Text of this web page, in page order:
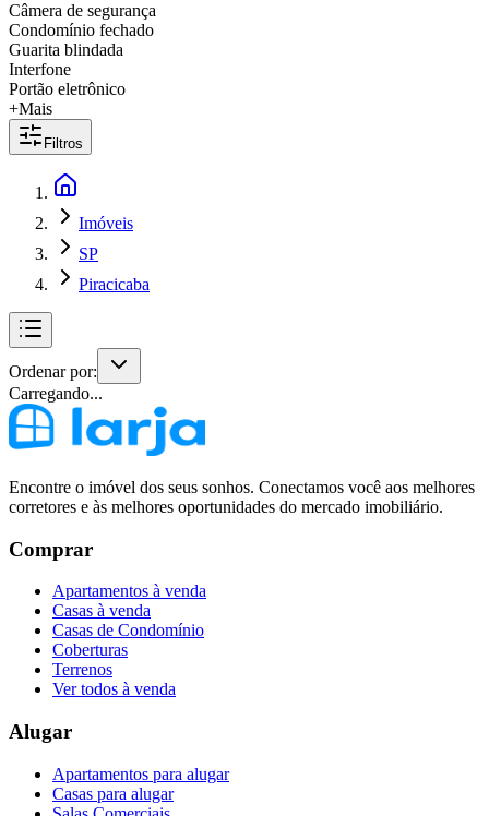
Câmera de segurança
Condomínio fechado
Guarita blindada
Interfone
Portão eletrônico
+Mais
Filtros
Imóveis
SP
Piracicaba
Ordenar por:
Carregando...
Encontre o imóvel dos seus sonhos. Conectamos você aos melhores
corretores e às melhores oportunidades do mercado imobiliário.
Comprar
Apartamentos à venda
Casas à venda
Casas de Condomínio
Coberturas
Terrenos
Ver todos à venda
Alugar
Apartamentos para alugar
Casas para alugar